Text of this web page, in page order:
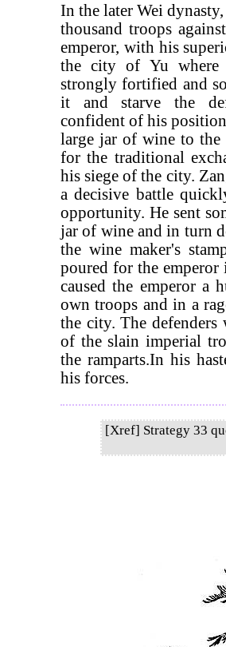
In the later Wei
thousand troops
emperor, with his
the city of Yu where
strongly fortified and
it and starve the
confident of his
large jar of wine to the
for the traditional
his siege of the city.
a decisive battle
opportunity. He sent
jar of wine and in turn
the wine maker's
poured for the emperor
caused the emperor a
own troops and in a
the city. The defenders
of the slain imperial
the ramparts.In his
his forces.
[Xref] Strategy 33